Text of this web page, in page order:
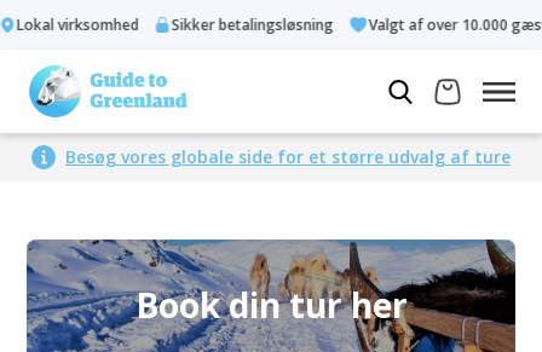
virksomhed Sikker betalingsløsning Valgt af over 10.000 gæster
Besøg vores globale side for et større udvalg af ture
Book din tur her